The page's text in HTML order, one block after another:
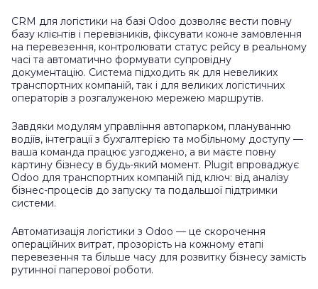
CRM для логістики на базі Odoo дозволяє вести повну
базу клієнтів і перевізників, фіксувати кожне замовлення
на перевезення, контролювати статус рейсу в реальному
часі та автоматично формувати супровідну
документацію. Система підходить як для невеликих
транспортних компаній, так і для великих логістичних
операторів з розгалуженою мережею маршрутів.
Завдяки модулям управління автопарком, плануванню
водіїв, інтеграції з бухгалтерією та мобільному доступу —
ваша команда працює узгоджено, а ви маєте повну
картину бізнесу в будь-який момент. Plugit впроваджує
Odoo для транспортних компаній під ключ: від аналізу
бізнес-процесів до запуску та подальшої підтримки
системи.
Автоматизація логістики з Odoo — це скорочення
операційних витрат, прозорість на кожному етапі
перевезення та більше часу для розвитку бізнесу замість
рутинної паперової роботи.